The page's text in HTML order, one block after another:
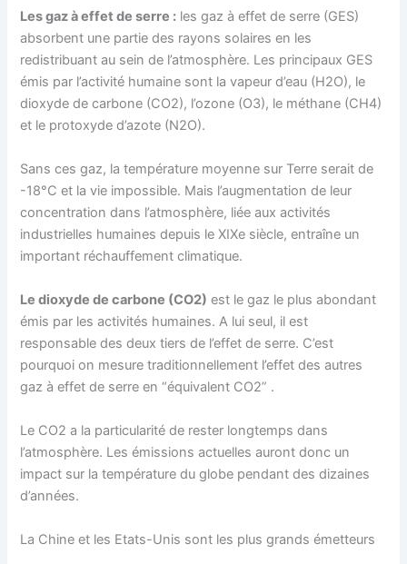
Les gaz à effet de serre : les gaz à effet de serre (GES)
absorbent une partie des rayons solaires en les
redistribuant au sein de l’atmosphère. Les principaux GES
émis par l’activité humaine sont la vapeur d’eau (H2O), le
dioxyde de carbone (CO2), l’ozone (O3), le méthane (CH4)
et le protoxyde d’azote (N2O).
Sans ces gaz, la température moyenne sur Terre serait de
-18°C et la vie impossible. Mais l’augmentation de leur
concentration dans l’atmosphère, liée aux activités
industrielles humaines depuis le XIXe siècle, entraîne un
important réchauffement climatique.
Le dioxyde de carbone (CO2) est le gaz le plus abondant
émis par les activités humaines. A lui seul, il est
responsable des deux tiers de l’effet de serre. C’est
pourquoi on mesure traditionnellement l’effet des autres
gaz à effet de serre en “équivalent CO2” .
Le CO2 a la particularité de rester longtemps dans
l’atmosphère. Les émissions actuelles auront donc un
impact sur la température du globe pendant des dizaines
d’années.
La Chine et les Etats-Unis sont les plus grands émetteurs